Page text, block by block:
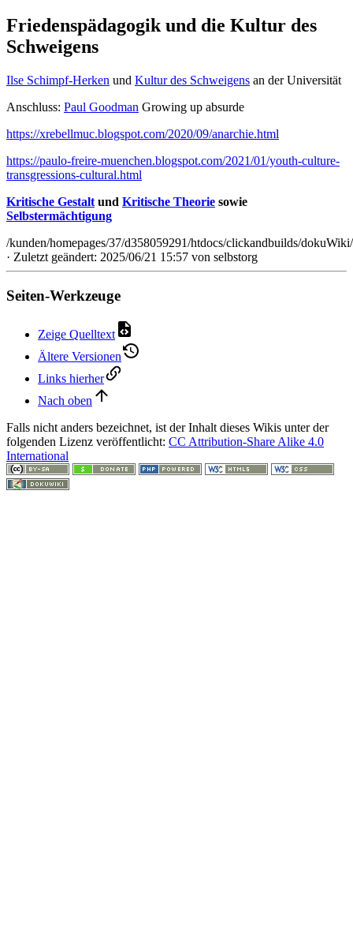
Friedenspädagogik und die Kultur des
Schweigens
Ilse Schimpf-Herken und Kultur des Schweigens an der Universität
Anschluss: Paul Goodman Growing up absurde
https://xrebellmuc.blogspot.com/2020/09/anarchie.html
https://paulo-freire-muenchen.blogspot.com/2021/01/youth-culture-
transgressions-cultural.html
Kritische Gestalt und Kritische Theorie sowie
Selbstermächtigung
/kunden/homepages/37/d358059291/htdocs/clickandbuilds/
· Zuletzt geändert: 2025/06/21 15:57 von selbstorg
Seiten-Werkzeuge
Zeige Quelltext
Ältere Versionen
Links hierher
Nach oben
Falls nicht anders bezeichnet, ist der Inhalt dieses Wikis unter der
folgenden Lizenz veröffentlicht: CC Attribution-Share Alike 4.0
International